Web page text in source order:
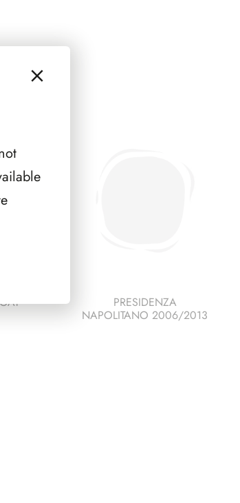
PRESIDENZA
NAPOLITANO 2006/2013